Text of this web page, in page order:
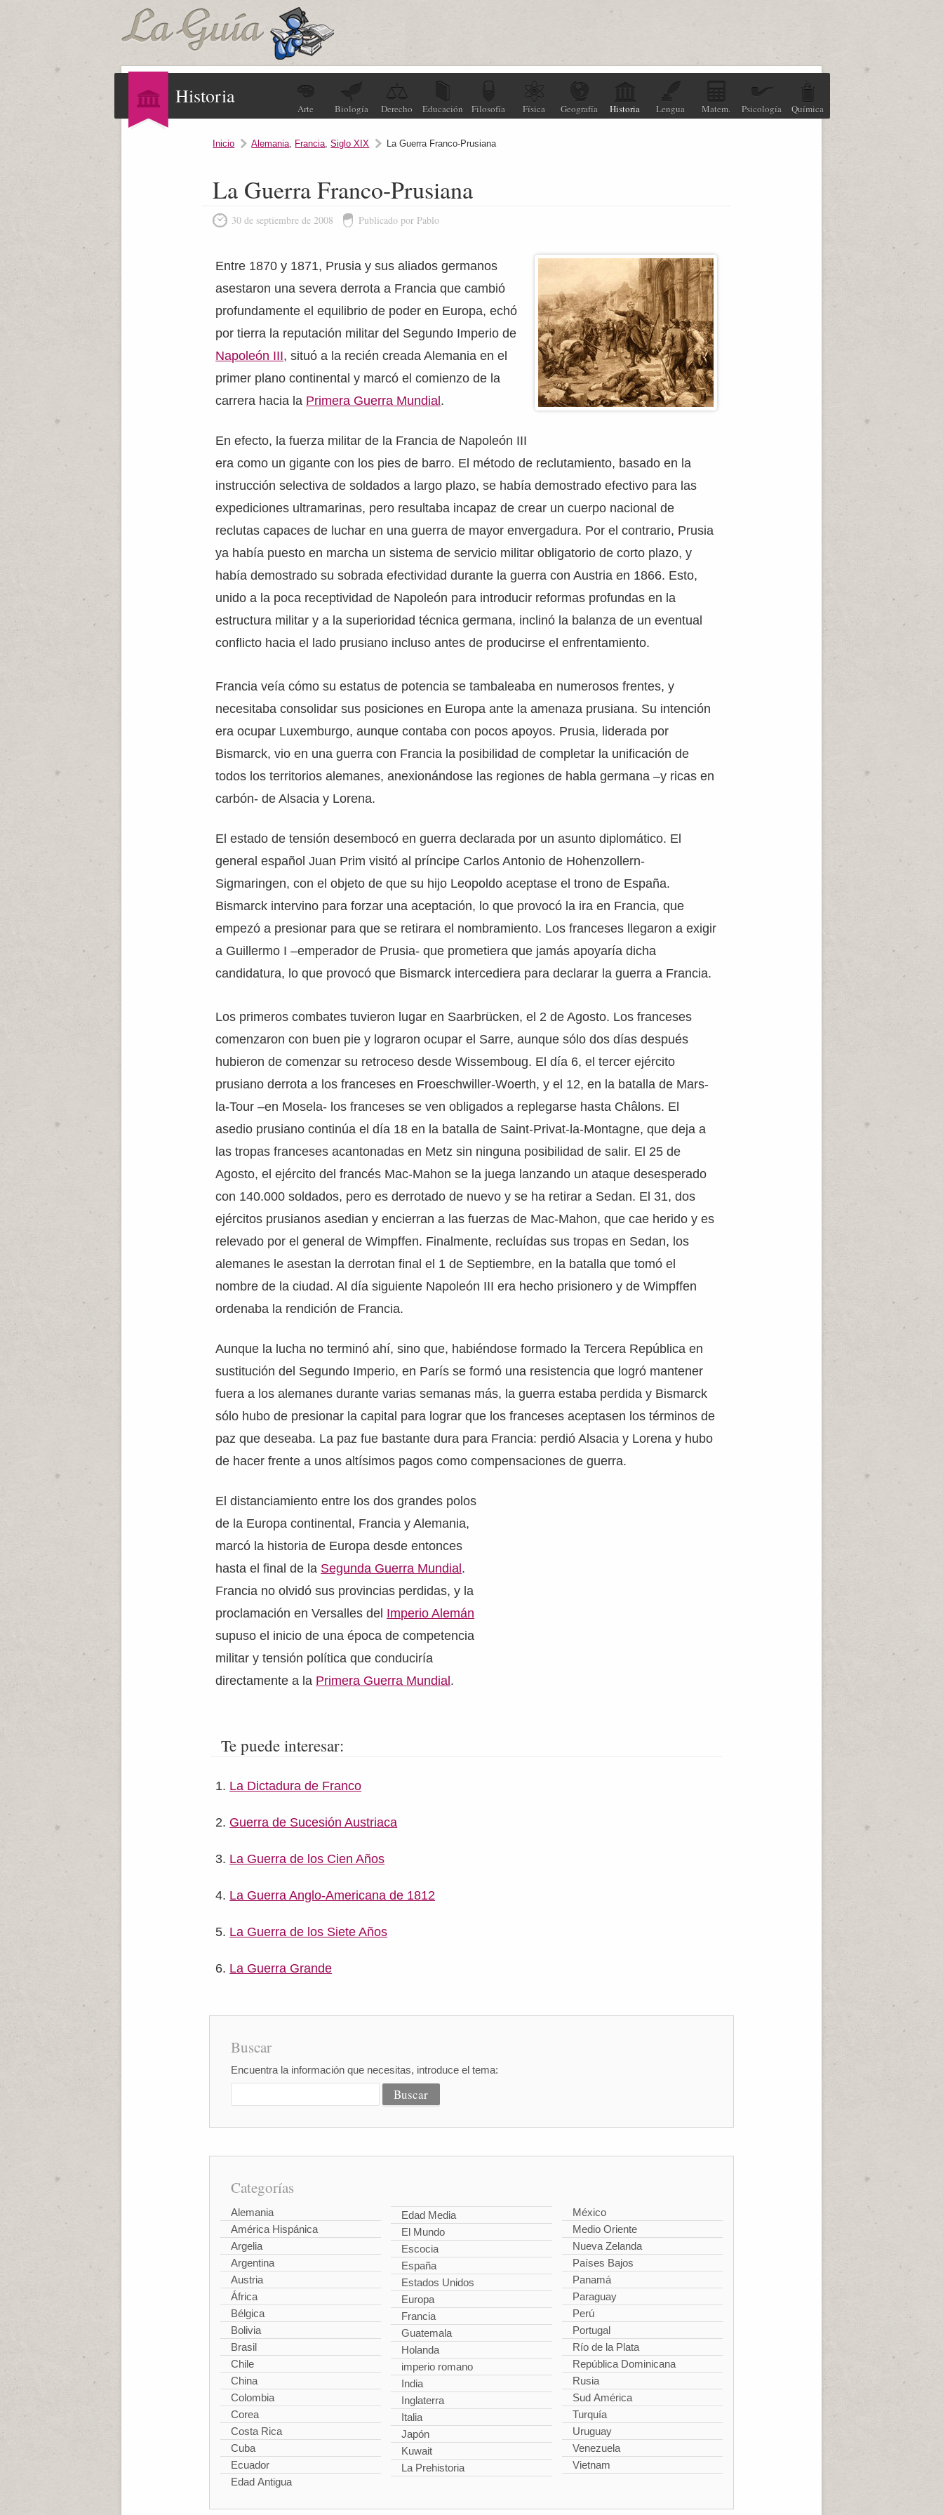
Historia
Arte Biología Derecho Educación Filosofía Física Geografía Historia Lengua Matem. Psicología Química
Inicio Alemania, Francia,Siglo XIX La Guerra Franco-Prusiana
La Guerra Franco-Prusiana
30 de septiembre de 2008 Publicado por Pablo
Entre 1870 y 1871, Prusia y sus aliados germanos
asestaron una severa derrota a Francia que cambió
profundamente el equilibrio de poder en Europa, echó
por tierra la reputación militar del Segundo Imperio de
Napoleón III, situó a la recién creada Alemania en el
primer plano continental y marcó el comienzo de la
carrera hacia la Primera Guerra Mundial .
En efecto, la fuerza militar de la Francia de Napoleón III
era como un gigante con los pies de barro. El método de reclutamiento, basado en la
instrucción selectiva de soldados a largo plazo, se había demostrado efectivo para las
expediciones ultramarinas, pero resultaba incapaz de crear un cuerpo nacional de
reclutas capaces de luchar en una guerra de mayor envergadura. Por el contrario, Prusia
ya había puesto en marcha un sistema de servicio militar obligatorio de corto plazo, y
había demostrado su sobrada efectividad durante la guerra con Austria en 1866. Esto,
unido a la poca receptividad de Napoleón para introducir reformas profundas en la
estructura militar y a la superioridad técnica germana, inclinó la balanza de un eventual
conflicto hacia el lado prusiano incluso antes de producirse el enfrentamiento.
Francia veía cómo su estatus de potencia se tambaleaba en numerosos frentes, y
necesitaba consolidar sus posiciones en Europa ante la amenaza prusiana. Su intención
era ocupar Luxemburgo, aunque contaba con pocos apoyos. Prusia, liderada por
Bismarck, vio en una guerra con Francia la posibilidad de completar la unificación de
todos los territorios alemanes, anexionándose las regiones de habla germana –y ricas en
carbón- de Alsacia y Lorena.
El estado de tensión desembocó en guerra declarada por un asunto diplomático. El
general español Juan Prim visitó al príncipe Carlos Antonio de Hohenzollern-
Sigmaringen, con el objeto de que su hijo Leopoldo aceptase el trono de España.
Bismarck intervino para forzar una aceptación, lo que provocó la ira en Francia, que
empezó a presionar para que se retirara el nombramiento. Los franceses llegaron a exigir
a Guillermo I –emperador de Prusia- que prometiera que jamás apoyaría dicha
candidatura, lo que provocó que Bismarck intercediera para declarar la guerra a Francia.
Los primeros combates tuvieron lugar en Saarbrücken, el 2 de Agosto. Los franceses
comenzaron con buen pie y lograron ocupar el Sarre, aunque sólo dos días después
hubieron de comenzar su retroceso desde Wissemboug. El día 6, el tercer ejército
prusiano derrota a los franceses en Froeschwiller-Woerth, y el 12, en la batalla de Mars-
la-Tour –en Mosela- los franceses se ven obligados a replegarse hasta Châlons. El
asedio prusiano continúa el día 18 en la batalla de Saint-Privat-la-Montagne, que deja a
las tropas franceses acantonadas en Metz sin ninguna posibilidad de salir. El 25 de
Agosto, el ejército del francés Mac-Mahon se la juega lanzando un ataque desesperado
con 140.000 soldados, pero es derrotado de nuevo y se ha retirar a Sedan. El 31, dos
ejércitos prusianos asedian y encierran a las fuerzas de Mac-Mahon, que cae herido y es
relevado por el general de Wimpffen. Finalmente, recluídas sus tropas en Sedan, los
alemanes le asestan la derrotan final el 1 de Septiembre, en la batalla que tomó el
nombre de la ciudad. Al día siguiente Napoleón III era hecho prisionero y de Wimpffen
ordenaba la rendición de Francia.
Aunque la lucha no terminó ahí, sino que, habiéndose formado la Tercera República en
sustitución del Segundo Imperio, en París se formó una resistencia que logró mantener
fuera a los alemanes durante varias semanas más, la guerra estaba perdida y Bismarck
sólo hubo de presionar la capital para lograr que los franceses aceptasen los términos de
paz que deseaba. La paz fue bastante dura para Francia: perdió Alsacia y Lorena y hubo
de hacer frente a unos altísimos pagos como compensaciones de guerra.
El distanciamiento entre los dos grandes polos
de la Europa continental, Francia y Alemania,
marcó la historia de Europa desde entonces
hasta el final de la Segunda Guerra Mundial .
Francia no olvidó sus provincias perdidas, y la
proclamación en Versalles del Imperio Alemán
supuso el inicio de una época de competencia
militar y tensión política que conduciría
directamente a la Primera Guerra Mundial .
Te puede interesar:
La Dictadura de Franco
Guerra de Sucesión Austriaca
La Guerra de los Cien Años
La Guerra Anglo-Americana de 1812
La Guerra de los Siete Años
La Guerra Grande
Buscar
Encuentra la información que necesitas, introduce el tema:
Categorías
Alemania
América Hispánica
Argelia
Argentina
Austria
África
Bélgica
Bolivia
Brasil
Chile
China
Colombia
Corea
Costa Rica
Cuba
Ecuador
Edad Antigua
Edad Media
El Mundo
Escocia
España
Estados Unidos
Europa
Francia
Guatemala
Holanda
imperio romano
India
Inglaterra
Italia
Japón
Kuwait
La Prehistoria
México
Medio Oriente
Nueva Zelanda
Países Bajos
Panamá
Paraguay
Perú
Portugal
Río de la Plata
República Dominicana
Rusia
Sud América
Turquía
Uruguay
Venezuela
Vietnam